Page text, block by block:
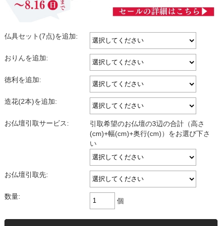
仏具セット(7点)を追加:
おりんを追加:
徳利を追加:
造花(2本)を追加:
お仏壇引取サービス:
引取希望のお仏壇の3辺の合計（高さ
(cm)+幅(cm)+奥行(cm)）をお選び下さ
い
お仏壇引取先:
数量:
個